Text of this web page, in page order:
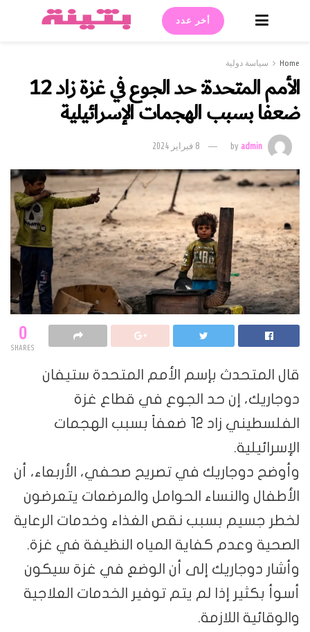
أخر عدد
Home سياسة دولية
الأمم المتحدة: حد الجوع في غزة زاد 12
ضعفا بسبب الهجمات الإسرائيلية
byadmin 8 فبراير 2024
0
SHARES
قال المتحدث بإسم الأمم المتحدة ستيفان
دوجاريك، إن حد الجوع في قطاع غزة
الفلسطيني زاد 12 ضعفاً بسبب الهجمات
الإسرائيلية.
وأوضح دوجاريك في تصريح صحفي، الأربعاء، أن
الأطفال والنساء الحوامل والمرضعات يتعرضون
لخطر جسيم بسبب نقص الغذاء وخدمات الرعاية
الصحية وعدم كفاية المياه النظيفة في غزة.
وأشار دوجاريك إلى أن الوضع في غزة سيكون
أسوأ بكثير إذا لم يتم توفير الخدمات العلاجية
والوقائية اللازمة.